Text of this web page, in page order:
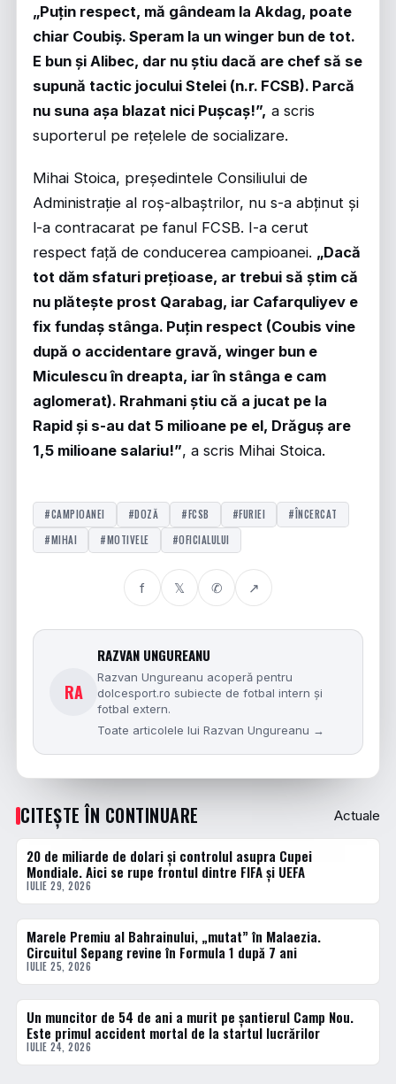
„Puțin respect, mă gândeam la Akdag, poate
chiar Coubiș. Speram la un winger bun de tot.
E bun și Alibec, dar nu știu dacă are chef să se
supună tactic jocului Stelei (n.r. FCSB). Parcă
nu suna așa blazat nici Pușcaș!”, a scris
suporterul pe rețelele de socializare.
Mihai Stoica, președintele Consiliului de
Administrație al roș-albaștrilor, nu s-a abținut și
l-a contracarat pe fanul FCSB. I-a cerut
respect față de conducerea campioanei. „Dacă
tot dăm sfaturi prețioase, ar trebui să știm că
nu plătește prost Qarabag, iar Cafarquliyev e
fix fundaș stânga. Puțin respect (Coubis vine
după o accidentare gravă, winger bun e
Miculescu în dreapta, iar în stânga e cam
aglomerat). Rrahmani știu că a jucat pe la
Rapid și s-au dat 5 milioane pe el, Drăguș are
1,5 milioane salariu!”, a scris Mihai Stoica.
#CAMPIOANEI #DOZĂ #FCSB #FURIEI
#ÎNCERCAT
#MIHAI
#MOTIVELE #OFICIALULUI
f 𝕏 ✆ ↗
RA
RAZVAN UNGUREANU
Razvan Ungureanu acoperă pentru
dolcesport.ro subiecte de fotbal intern și
fotbal extern.
Toate articolele lui Razvan Ungureanu →
CITEȘTE ÎN CONTINUARE Actuale
ACTUALE
20 de miliarde de dolari și controlul asupra Cupei
Mondiale. Aici se rupe frontul dintre FIFA și UEFA
IULIE 29, 2026
ACTUALE
Marele Premiu al Bahrainului, „mutat” în Malaezia.
Circuitul Sepang revine în Formula 1 după 7 ani
IULIE 25, 2026
ACTUALE
Un muncitor de 54 de ani a murit pe șantierul Camp Nou.
Este primul accident mortal de la startul lucrărilor
IULIE 24, 2026